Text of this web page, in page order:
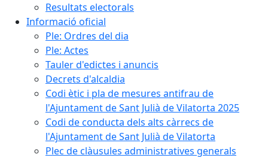
Resultats electorals
Informació oficial
Ple: Ordres del dia
Ple: Actes
Tauler d'edictes i anuncis
Decrets d'alcaldia
Codi ètic i pla de mesures antifrau de
l'Ajuntament de Sant Julià de Vilatorta 2025
Codi de conducta dels alts càrrecs de
l'Ajuntament de Sant Julià de Vilatorta
Plec de clàusules administratives generals